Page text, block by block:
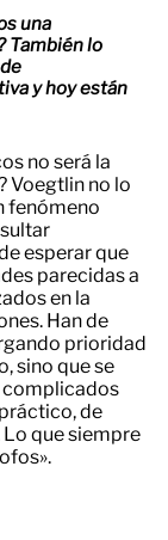
una
También lo
y hoy están
no será la
Voegtlin no lo
fenómeno
esperar que
parecidas a
en la
Han de
prioridad
sino que se
complicados
de
que siempre